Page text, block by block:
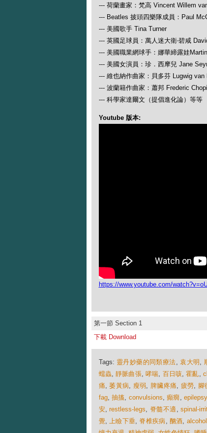
--- 荷蘭畫家：梵高 Vincent Willem
--- Beatles 披頭四樂隊成員：Paul
--- 美國歌手 Tina Turner
--- 英國足球員：萬人迷大衛‧碧咸
--- 美國職業網球手：娜華締露娃
--- 美國女演員：珍．西摩兒 Jane
--- 維也納作曲家：貝多芬 Lugwig van
--- 波蘭籍作曲家：蕭邦 Frederic
--- 科學家達爾文（提倡進化論）等等
Youtube 版本:
https://www.youtube.com/
第一節 Section 1
下載 Download
Tags: 靈丹妙藥的同類療法,袁大明 ,
蠕蟲,靜脈曲張, 哮喘, 百日咳,霍亂,
痛,萎黃病, 瘦弱, 脾臟疼痛, 疲勞, 腳
fag, 抽搐, convulsions,癲癇, epilepsy
安,restless-legs, 脊髓不適 ,spinal-
覺,上瞼下垂,脊椎疾病 , 酗酒,